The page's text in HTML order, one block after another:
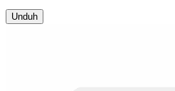
Unduh